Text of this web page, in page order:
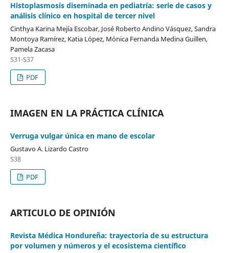
Histoplasmosis diseminada en pediatría: serie de casos y
análisis clínico en hospital de tercer nivel
Cinthya Karina Mejía Escobar, José Roberto Andino Vásquez, Sandra
Montoya Ramírez, Katia López, Mónica Fernanda Medina Guillen,
Pamela Zacasa
S31-S37
PDF
IMAGEN EN LA PRÁCTICA CLÍNICA
Verruga vulgar única en mano de escolar
Gustavo A. Lizardo Castro
S38
PDF
ARTICULO DE OPINIÓN
Revista Médica Hondureña: trayectoria de su estructura
por volumen y números y el ecosistema científico